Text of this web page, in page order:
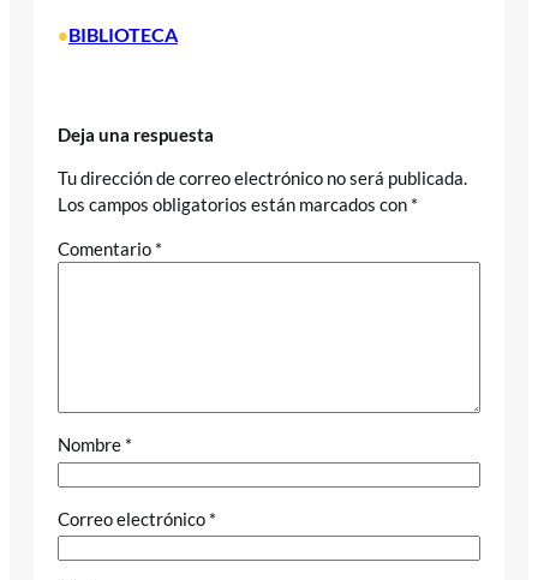
•BIBLIOTECA
Deja una respuesta
Tu dirección de correo electrónico no será publicada.
Los campos obligatorios están marcados con *
Comentario *
Nombre *
Correo electrónico *